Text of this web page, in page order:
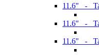
11.6" -
11.6" -
11.6" -